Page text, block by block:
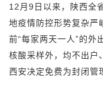
12月9日以来，陕西全
地疫情防控形势复杂严
前“每家两天一人”的外
核酸采样外，均不出户
西安决定免费为封闭管